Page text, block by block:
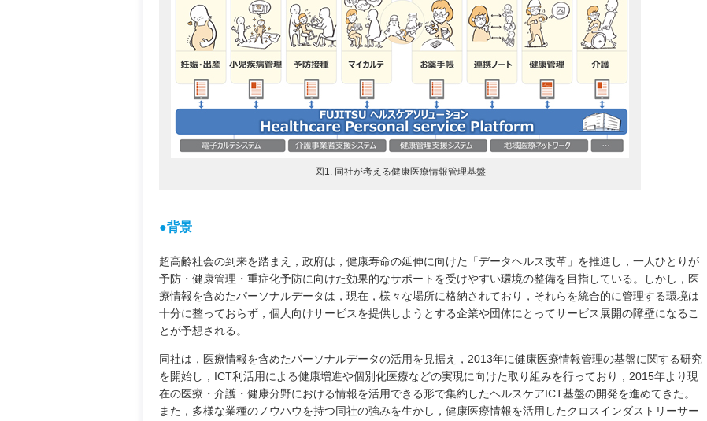
図1. 同社が考える健康医療情報管理基盤
●背景
超高齢社会の到来を踏まえ，政府は，健康寿命の延伸に向けた「データヘルス改革」を推進し，一人ひとりが
予防・健康管理・重症化予防に向けた効果的なサポートを受けやすい環境の整備を目指している。しかし，医
療情報を含めたパーソナルデータは，現在，様々な場所に格納されており，それらを統合的に管理する環境は
十分に整っておらず，個人向けサービスを提供しようとする企業や団体にとってサービス展開の障壁になるこ
とが予想される。
同社は，医療情報を含めたパーソナルデータの活用を見据え，2013年に健康医療情報管理の基盤に関する研究
を開始し，ICT利活用による健康増進や個別化医療などの実現に向けた取り組みを行っており，2015年より現
在の医療・介護・健康分野における情報を活用できる形で集約したヘルスケアICT基盤の開発を進めてきた。
また，多様な業種のノウハウを持つ同社の強みを生かし，健康医療情報を活用したクロスインダストリーサー